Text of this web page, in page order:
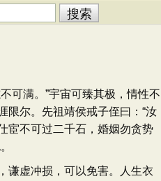
满。”宇宙可臻其极，情性不
限尔。先祖靖侯戒子侄曰：“汝
宦不可过二千石，婚姻勿贪势
虚冲损，可以免害。人生衣